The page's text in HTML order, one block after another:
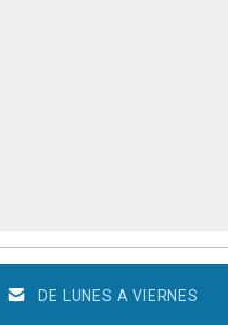
DE LUNES A VIERNES